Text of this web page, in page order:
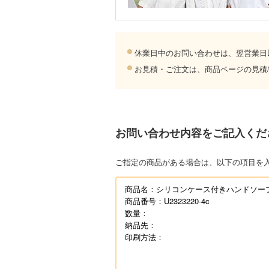
休業日中のお問い合わせは、翌営業
お見積・ご注文は、商品ページの見
お問い合わせ内容をご記入く
ご指定の商品がある場合は、以下の項目